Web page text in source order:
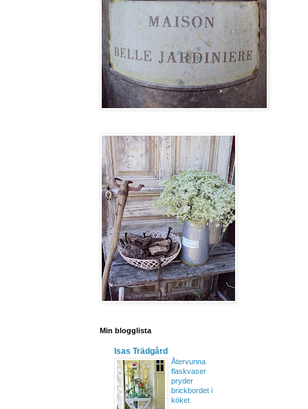
Min blogglista
Isas Trädgård
Återvunna
flaskvaser
pryder
brickbordet i
köket